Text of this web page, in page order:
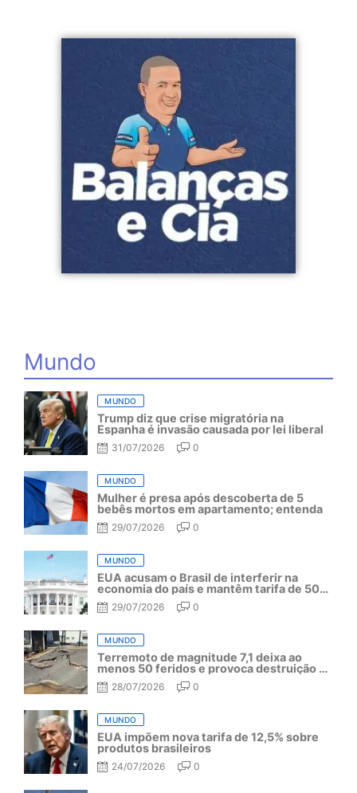
Mundo
MUNDO
Trump diz que crise migratória na
Espanha é invasão causada por lei liberal
31/07/2026 0
MUNDO
Mulher é presa após descoberta de 5
bebês mortos em apartamento; entenda
29/07/2026 0
MUNDO
EUA acusam o Brasil de interferir na
economia do país e mantêm tarifa de 50%
por mais um ano
29/07/2026 0
MUNDO
Terremoto de magnitude 7,1 deixa ao
menos 50 feridos e provoca destruição no
Japão
28/07/2026 0
MUNDO
EUA impõem nova tarifa de 12,5% sobre
produtos brasileiros
24/07/2026 0